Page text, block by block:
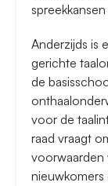
​Anderzijds is
gerichte
de
voor de
raad vraagt
voorwaarden
nieuwkomers